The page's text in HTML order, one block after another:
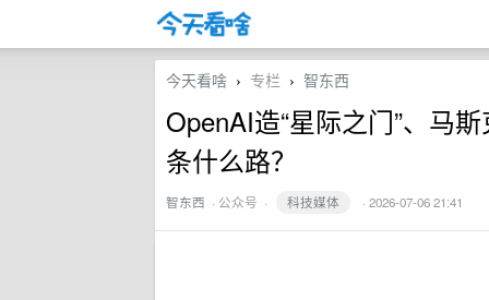
今天看啥 › 专栏 › 智东西
OpenAI造“星际之门”、马
条什么路？
智东西 · 公众号 · 科技媒体 · 2026-07-06 21:41